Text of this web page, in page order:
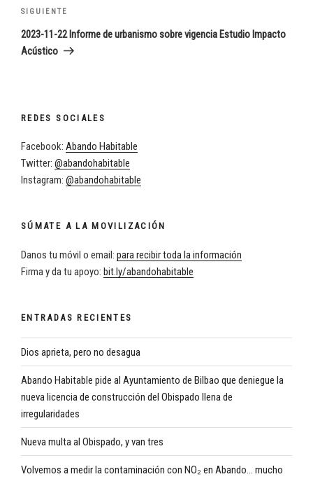
Siguiente
entrada
SIGUIENTE
2023-11-22 Informe de urbanismo sobre vigencia Estudio Impacto
Acústico
REDES SOCIALES
Facebook: Abando Habitable
Twitter: @abandohabitable
Instagram: @abandohabitable
SÚMATE A LA MOVILIZACIÓN
Danos tu móvil o email: para recibir toda la información
Firma y da tu apoyo: bit.ly/abandohabitable
ENTRADAS RECIENTES
Dios aprieta, pero no desagua
Abando Habitable pide al Ayuntamiento de Bilbao que deniegue la
nueva licencia de construcción del Obispado llena de
irregularidades
Nueva multa al Obispado, y van tres
Volvemos a medir la contaminación con NO₂ en Abando… mucho